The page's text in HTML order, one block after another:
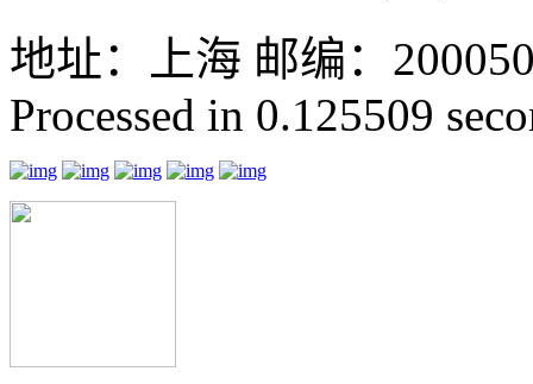
地址：上海 邮编：
Processed in 0.125509